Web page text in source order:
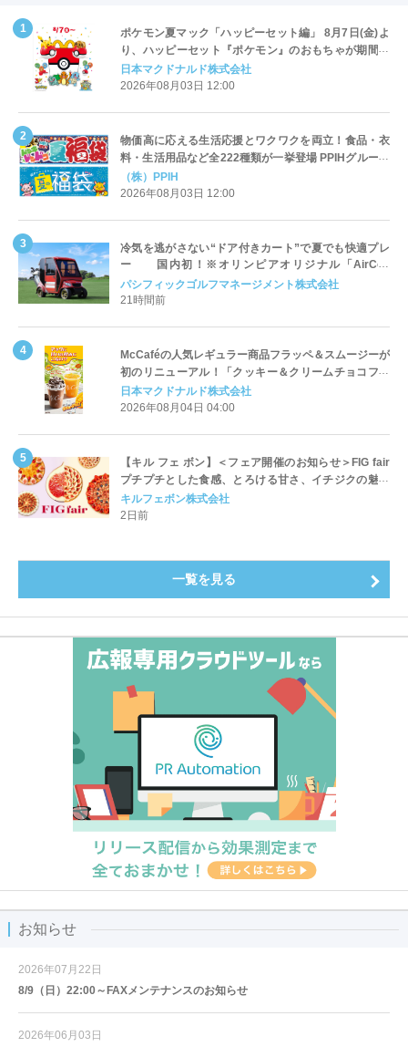
ポケモン夏マック「ハッピーセット編」 8月7日(金)よ
り、ハッピーセット『ポケモン』のおもちゃが期間限
定登場
日本マクドナルド株式会社
2026年08月03日 12:00
物価高に応える生活応援とワクワクを両立！食品・衣
料・生活用品など全222種類が一挙登場 PPIHグループ
「夏福袋」＆セール 8月6日(木)より順次スタート
（株）PPIH
2026年08月03日 12:00
冷気を逃がさない“ドア付きカート”で夏でも快適プレ
ー 国内初！※オリンピアオリジナル「AirCon
Cart（エアコンカート）」導入 | ＰＧＭ
パシフィックゴルフマネージメント株式会社
21時間前
McCaféの人気レギュラー商品フラッペ＆スムージーが
初のリニューアル！「クッキー＆クリームチョコフラ
ッペ」「マンゴースムージー」8月5日（水）から販売
開始
日本マクドナルド株式会社
2026年08月04日 04:00
【キル フェ ボン】＜フェア開催のお知らせ＞FIG fair
プチプチとした食感、とろける甘さ、イチジクの魅力
をたっぷりと。新作を含め、イチジク尽くしの全4種が
登場8月20日（木）スタート
キルフェボン株式会社
2日前
一覧を見る
お知らせ
2026年07月22日
8/9（日）22:00～FAXメンテナンスのお知らせ
2026年06月03日